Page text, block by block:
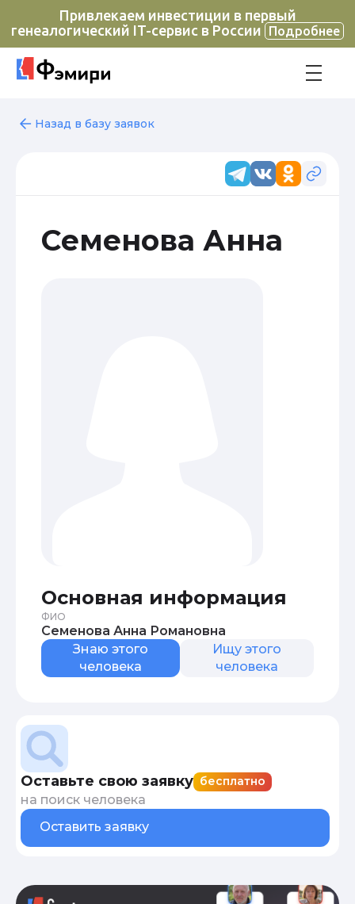
Привлекаем инвестиции в первый
генеалогический IT-сервис в России
Подробнее
Назад в базу заявок
Семенова Анна
Основная информация
ФИО
Семенова Анна Романовна
Знаю этого
человека
Ищу этого
человека
Оставьте свою заявку бесплатно
на поиск человека
Оставить заявку